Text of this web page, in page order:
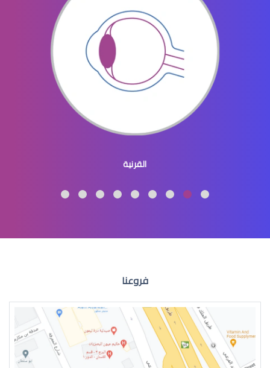
عيون الاطفال المنتفخه
عيون الاطفال المنغوليين
عيون الطفل الرضيع
القرنية
فروعنا